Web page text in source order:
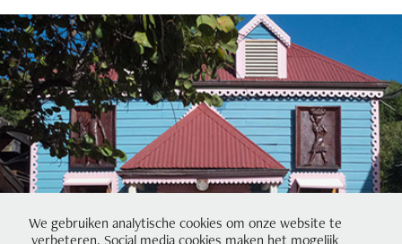
2015
We gebruiken analytische cookies om onze website te
verbeteren. Social media cookies maken het mogelijk